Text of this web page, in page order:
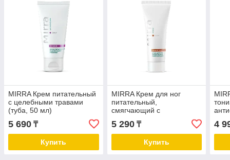
MIRRA Крем питательный
с целебными травами
(туба, 50 мл)
5 690 ₸
Купить
MIRRA Крем для ног
питательный,
смягчающий с
дезодорирующим
эффектом (туба, 75 мл)
5 290₸
Купить
4